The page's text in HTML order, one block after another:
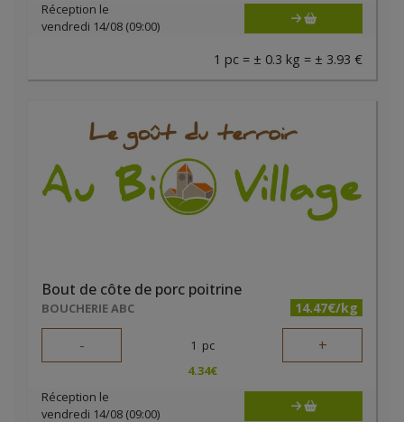
Réception le
vendredi 14/08 (09:00)
1 pc = ± 0.3 kg = ± 3.93 €
Bout de côte de porc poitrine
BOUCHERIE ABC 14.47€/kg
- 1 pc +
4.34€
Réception le
vendredi 14/08 (09:00)